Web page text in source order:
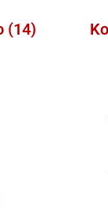
(14)